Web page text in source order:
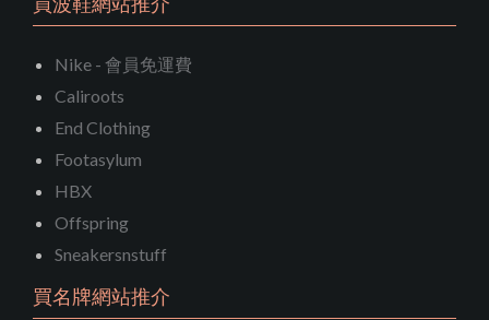
Nike - 會員免運費
Caliroots
End Clothing
Footasylum
HBX
Offspring
Sneakersnstuff
買名牌網站推介